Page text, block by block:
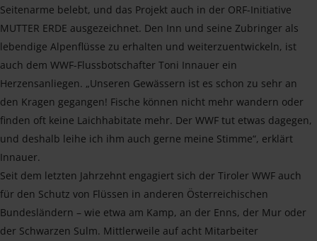
Seitenarme belebt, und das Projekt auch in der ORF-Initiative
MUTTER ERDE ausgezeichnet. Den Inn und seine Zubringer als
lebendige Alpenflüsse zu erhalten und weiterzuentwickeln, ist
auch dem WWF-Flussbotschafter Toni Innauer ein
Herzensanliegen. „Unseren Gewässern ist es schon zu sehr an
den Kragen gegangen! Fische können nicht mehr wandern oder
finden oft keine Laichhabitate mehr. Der WWF tut etwas dagegen,
und deshalb leihe ich ihm auch gerne meine Stimme“, erklärt
Innauer.
Seit dem letzten Jahrzehnt engagiert sich der Tiroler WWF auch
für den Schutz von Flüssen in anderen Österreichischen
Bundesländern – wie etwa am Kamp, an der Enns, der Mur oder
der Schwarzen Sulm. Mittlerweile auf acht Mitarbeiter